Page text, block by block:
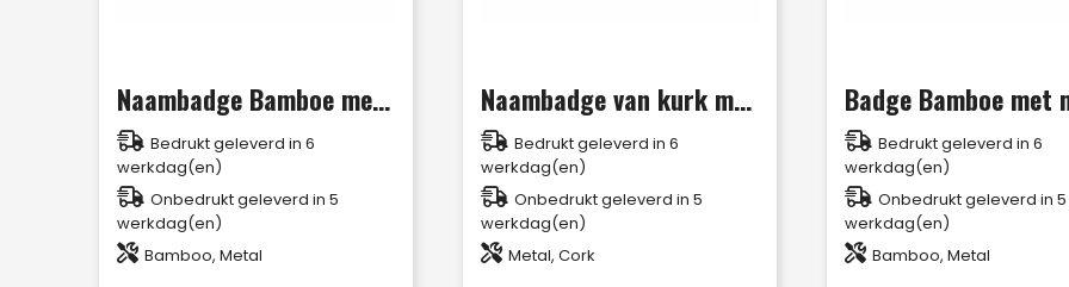
Naambadge Bamboe met speld
Bedrukt geleverd in 6
werkdag(en)
Onbedrukt geleverd in 5
werkdag(en)
Bamboo, Metal
Naambadge van kurk met magneet
Bedrukt geleverd in 6
werkdag(en)
Onbedrukt geleverd in 5
werkdag(en)
Metal, Cork
Bedrukt geleverd in 6
werkdag(en)
Onbedrukt geleverd in 5
werkdag(en)
Bamboo, Metal